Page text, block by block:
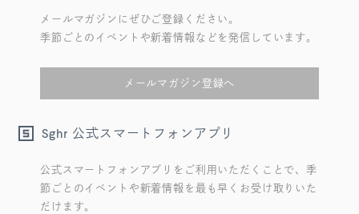
メールマガジンにぜひご登録ください。
季節ごとのイベントや新着情報などを発信しています。
メールマガジン登録へ
Sghr 公式スマートフォンアプリ
公式スマートフォンアプリをご利用いただくことで、季
節ごとのイベントや新着情報を最も早くお受け取りいた
だけます。